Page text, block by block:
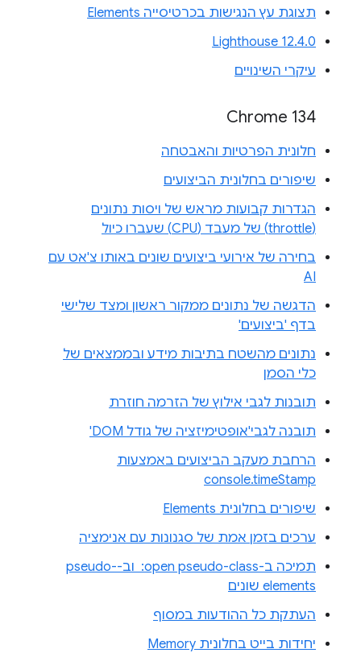
תצוגת עץ הנגישות בכרטיסייה Elements
Lighthouse 12.4.0
עיקרי השינויים
Chrome 134
חלונית הפרטיות והאבטחה
שיפורים בחלונית הביצועים
הגדרות קבועות מראש של ויסות נתונים
(throttle) של מעבד (CPU) שעברו כיול
בחירה של אירועי ביצועים שונים באותו צ'אט עם
AI
הדגשה של נתונים ממקור ראשון ומצד שלישי
בדף 'ביצועים'
נתונים מהשטח בתיבות מידע ובממצאים של
כלי הסמן
תובנות לגבי אילוץ של הזרמה חוזרת
תובנה לגבי'אופטימיזציה של גודל DOM'
הרחבת מעקב הביצועים באמצעות
console.timeStamp
שיפורים בחלונית Elements
ערכים בזמן אמת של סגנונות עם אנימציה
תמיכה ב-‎ :open pseudo-class וב-pseudo-
elements שונים
העתקת כל ההודעות במסוף
יחידות בייט בחלונית Memory